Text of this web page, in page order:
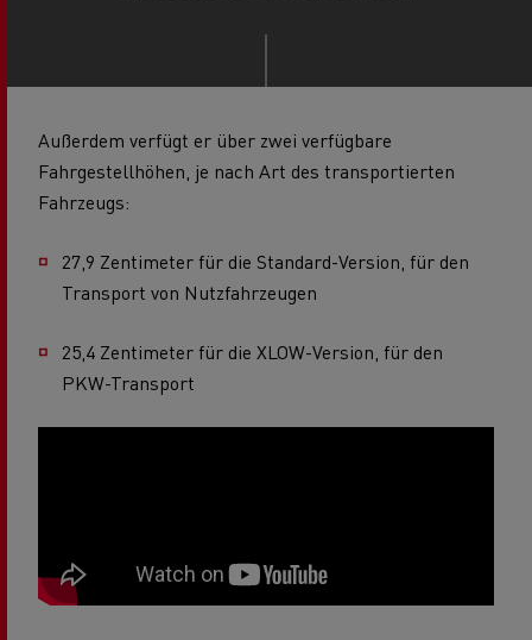
Außerdem verfügt er über zwei verfügbare
Fahrgestellhöhen, je nach Art des transportierten
Fahrzeugs:
27,9 Zentimeter für die Standard-Version, für den
Transport von Nutzfahrzeugen
25,4 Zentimeter für die XLOW-Version, für den
PKW-Transport